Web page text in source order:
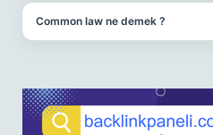
Common law ne demek ?